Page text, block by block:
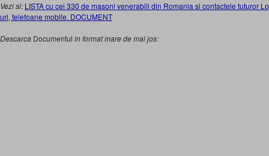
Vezi si: LISTA cu cei 330 de masoni venerabili din Romania si contactele tuturor
uri, telefoane mobile. DOCUMENT
Descarca Documentul in format mare de mai jos: